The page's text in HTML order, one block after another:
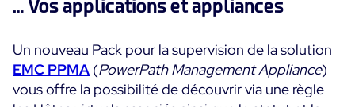
… Vos applications et appliances
Un nouveau Pack pour la supervision de la solution
EMC PPMA (PowerPath Management Appliance)
vous offre la possibilité de découvrir via une règle